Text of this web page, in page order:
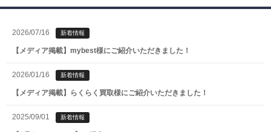
2026/07/16 新着情報
【メディア掲載】mybest様にご紹介いただきました！
2026/01/16 新着情報
【メディア掲載】らくらく買取様にご紹介いただきました！
2025/09/01 新着情報